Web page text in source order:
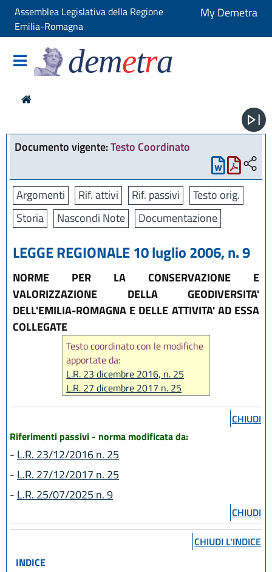
Assemblea Legislativa della Regione
Emilia-Romagna
My Demetra
demetra
Documento vigente:Testo Coordinato
Argomenti Rif. attivi Rif. passivi
Testo orig.
Storia
Nascondi Note Documentazione
LEGGE REGIONALE 10 luglio 2006, n. 9
NORME PER LA CONSERVAZIONE E
VALORIZZAZIONE DELLA GEODIVERSITA'
DELL'EMILIA-ROMAGNA E DELLE ATTIVITA' AD ESSA
COLLEGATE
Testo coordinato con le modifiche
apportate da:
L.R. 23 dicembre 2016, n. 25
L.R. 27 dicembre 2017 n. 25
L.R. 25 luglio 2025, n. 9
CHIUDI
Riferimenti passivi - norma modificata da:
- L.R. 23/12/2016 n. 25
- L.R. 27/12/2017 n. 25
- L.R. 25/07/2025 n. 9
CHIUDI
CHIUDI L'INDICE
INDICE